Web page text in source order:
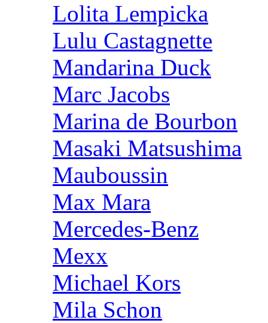
Lolita Lempicka
Lulu Castagnette
Mandarina Duck
Marc Jacobs
Marina de Bourbon
Masaki Matsushima
Mauboussin
Max Mara
Mercedes-Benz
Mexx
Michael Kors
Mila Schon